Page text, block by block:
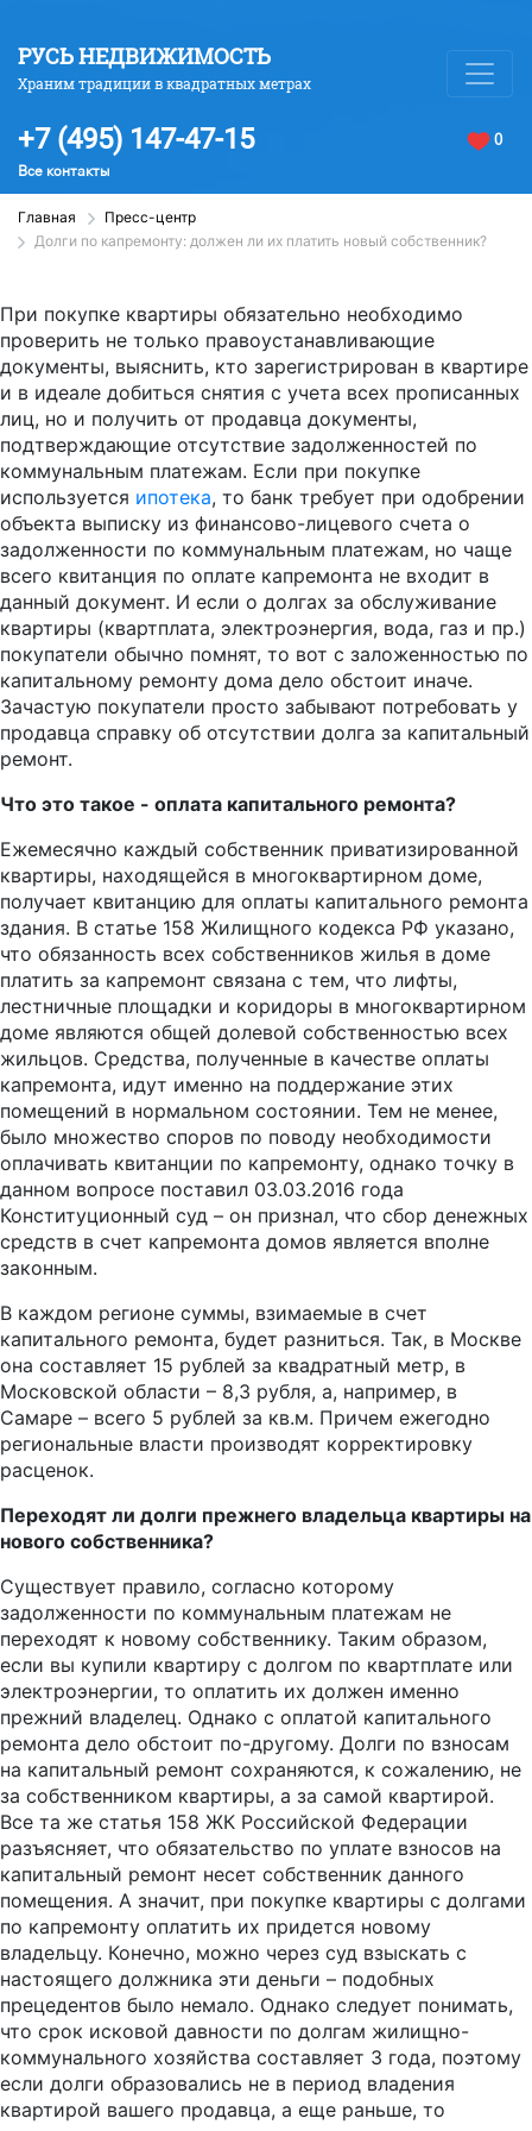
РУСЬ НЕДВИЖИМОСТЬ
Храним традиции в квадратных метрах
+7 (495) 147-47-15
Все контакты
0
Главная
Пресс-центр
Долги по капремонту: должен ли их платить новый собственник?
При покупке квартиры обязательно необходимо
проверить не только правоустанавливающие
документы, выяснить, кто зарегистрирован в квартире
и в идеале добиться снятия с учета всех прописанных
лиц, но и получить от продавца документы,
подтверждающие отсутствие задолженностей по
коммунальным платежам. Если при покупке
используется ипотека, то банк требует при одобрении
объекта выписку из финансово-лицевого счета о
задолженности по коммунальным платежам, но чаще
всего квитанция по оплате капремонта не входит в
данный документ. И если о долгах за обслуживание
квартиры (квартплата, электроэнергия, вода, газ и пр.)
покупатели обычно помнят, то вот с заложенностью по
капитальному ремонту дома дело обстоит иначе.
Зачастую покупатели просто забывают потребовать у
продавца справку об отсутствии долга за капитальный
ремонт.
Что это такое - оплата капитального ремонта?
Ежемесячно каждый собственник приватизированной
квартиры, находящейся в многоквартирном доме,
получает квитанцию для оплаты капитального ремонта
здания. В статье 158 Жилищного кодекса РФ указано,
что обязанность всех собственников жилья в доме
платить за капремонт связана с тем, что лифты,
лестничные площадки и коридоры в многоквартирном
доме являются общей долевой собственностью всех
жильцов. Средства, полученные в качестве оплаты
капремонта, идут именно на поддержание этих
помещений в нормальном состоянии. Тем не менее,
было множество споров по поводу необходимости
оплачивать квитанции по капремонту, однако точку в
данном вопросе поставил 03.03.2016 года
Конституционный суд – он признал, что сбор денежных
средств в счет капремонта домов является вполне
законным.
В каждом регионе суммы, взимаемые в счет
капитального ремонта, будет разниться. Так, в Москве
она составляет 15 рублей за квадратный метр, в
Московской области – 8,3 рубля, а, например, в
Самаре – всего 5 рублей за кв.м. Причем ежегодно
региональные власти производят корректировку
расценок.
Переходят ли долги прежнего владельца квартиры на
нового собственника?
Существует правило, согласно которому
задолженности по коммунальным платежам не
переходят к новому собственнику. Таким образом,
если вы купили квартиру с долгом по квартплате или
электроэнергии, то оплатить их должен именно
прежний владелец. Однако с оплатой капитального
ремонта дело обстоит по-другому. Долги по взносам
на капитальный ремонт сохраняются, к сожалению, не
за собственником квартиры, а за самой квартирой.
Все та же статья 158 ЖК Российской Федерации
разъясняет, что обязательство по уплате взносов на
капитальный ремонт несет собственник данного
помещения. А значит, при покупке квартиры с долгами
по капремонту оплатить их придется новому
владельцу. Конечно, можно через суд взыскать с
настоящего должника эти деньги – подобных
прецедентов было немало. Однако следует понимать,
что срок исковой давности по долгам жилищно-
коммунального хозяйства составляет 3 года, поэтому
если долги образовались не в период владения
квартирой вашего продавца, а еще раньше, то